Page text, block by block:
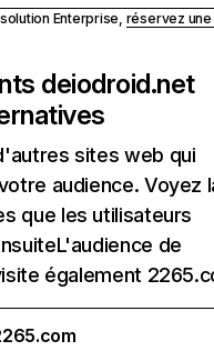
Enterprise, réservez
deiodroid.net
sites web qui
audience. Voyez
que les utilisateurs
de
également